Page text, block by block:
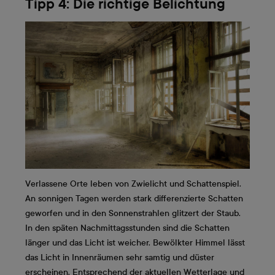
Tipp 4: Die richtige Belichtung
Verlassene Orte leben von Zwielicht und Schattenspiel.
An sonnigen Tagen werden stark differenzierte Schatten
geworfen und in den Sonnenstrahlen glitzert der Staub.
In den späten Nachmittagsstunden sind die Schatten
länger und das Licht ist weicher. Bewölkter Himmel lässt
das Licht in Innenräumen sehr samtig und düster
erscheinen. Entsprechend der aktuellen Wetterlage und